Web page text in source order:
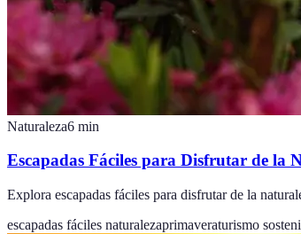
Naturaleza6 min
Escapadas Fáciles para Disfrutar de la
Explora escapadas fáciles para disfrutar de la
escapadas fáciles naturalezaprimaveraturismo